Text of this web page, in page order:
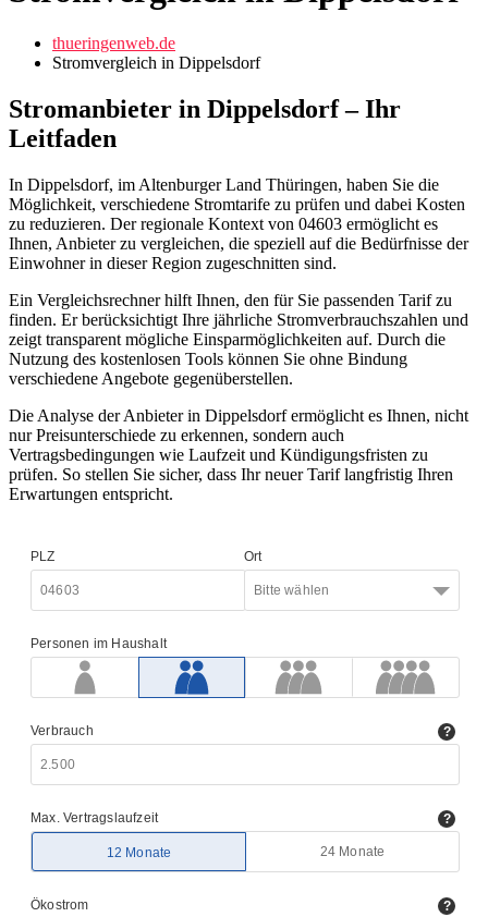
thueringenweb.de
Stromvergleich in Dippelsdorf
Stromanbieter in Dippelsdorf – Ihr
Leitfaden
In Dippelsdorf, im Altenburger Land Thüringen, haben Sie die
Möglichkeit, verschiedene Stromtarife zu prüfen und dabei Kosten
zu reduzieren. Der regionale Kontext von 04603 ermöglicht es
Ihnen, Anbieter zu vergleichen, die speziell auf die Bedürfnisse der
Einwohner in dieser Region zugeschnitten sind.
Ein Vergleichsrechner hilft Ihnen, den für Sie passenden Tarif zu
finden. Er berücksichtigt Ihre jährliche Stromverbrauchszahlen und
zeigt transparent mögliche Einsparmöglichkeiten auf. Durch die
Nutzung des kostenlosen Tools können Sie ohne Bindung
verschiedene Angebote gegenüberstellen.
Die Analyse der Anbieter in Dippelsdorf ermöglicht es Ihnen, nicht
nur Preisunterschiede zu erkennen, sondern auch
Vertragsbedingungen wie Laufzeit und Kündigungsfristen zu
prüfen. So stellen Sie sicher, dass Ihr neuer Tarif langfristig Ihren
Erwartungen entspricht.